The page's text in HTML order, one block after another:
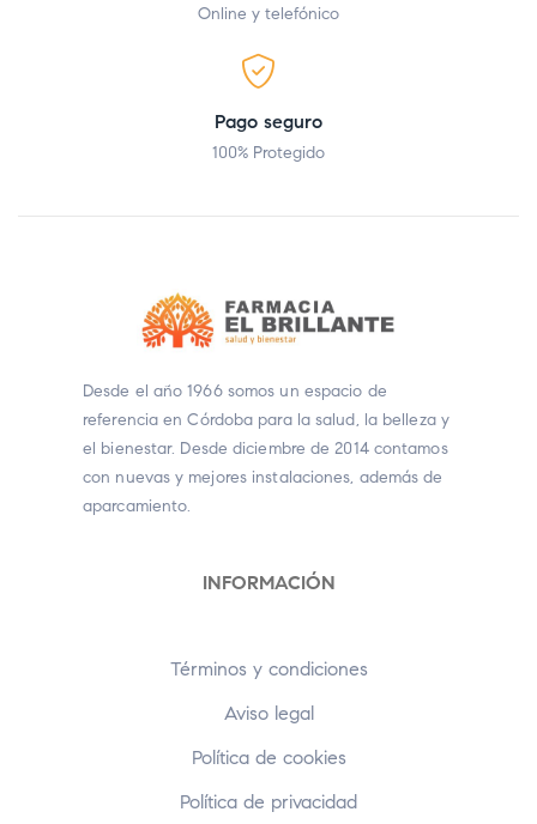
Online y telefónico
Pago seguro
100% Protegido
Desde el año 1966 somos un espacio de
referencia en Córdoba para la salud, la belleza y
el bienestar. Desde diciembre de 2014 contamos
con nuevas y mejores instalaciones, además de
aparcamiento.
INFORMACIÓN
Términos y condiciones
Aviso legal
Política de cookies
Política de privacidad